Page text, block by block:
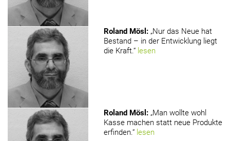
Roland Mösl : „Nur das Neue hat
Bestand – in der Entwicklung liegt
die Kraft.“ lesen
Roland Mösl : „Man wollte wohl
Kasse machen statt neue Produkte
erfinden.“ lesen